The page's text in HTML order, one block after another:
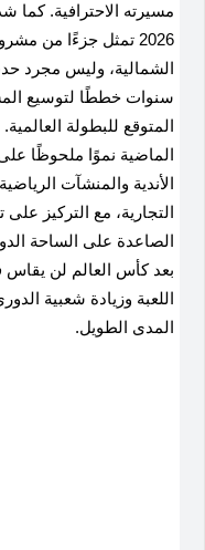
مسيرته الاحترافية. كما
2026 تمثل جزءًا من
الشمالية، وليس مجرد
سنوات خططًا لتوسيع
المتوقع للبطولة
الماضية نموًا ملحوظًا
الأندية والمنشآت
التجارية، مع التركيز
الصاعدة على الساحة
بعد كأس العالم لن يقاس
اللعبة وزيادة شعبية
المدى الطويل.